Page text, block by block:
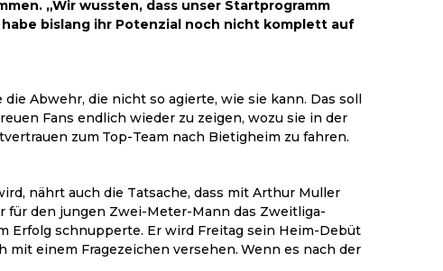
„Wir wussten, dass unser Startprogramm
bislang ihr Potenzial noch nicht komplett auf
Abwehr, die nicht so agierte, wie sie kann. Das soll
Fans endlich wieder zu zeigen, wozu sie in der
zum Top-Team nach Bietigheim zu fahren.
nährt auch die Tatsache, dass mit Arthur Muller
den jungen Zwei-Meter-Mann das Zweitliga-
Erfolg schnupperte. Er wird Freitag sein Heim-Debüt
einem Fragezeichen versehen. Wenn es nach der